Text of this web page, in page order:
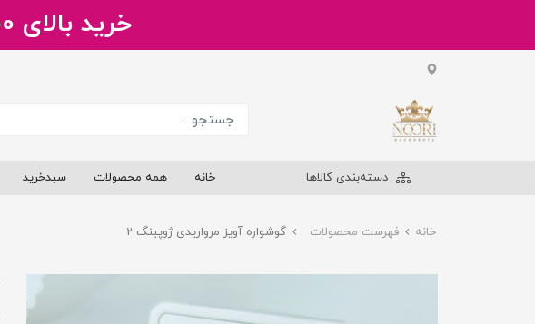
خرید بالای 900 هزار تومان ارسال رایگان
دسته‌بندی کالاها خانه همه محصولات سبدخرید
خانه فهرست محصولات گوشواره آویز مرواریدی ژوپینگ 2